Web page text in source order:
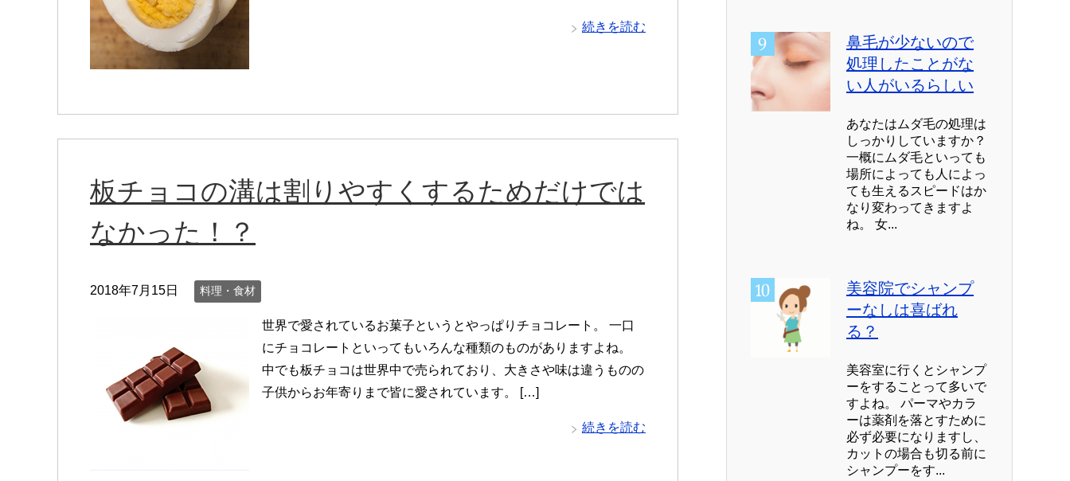
続きを読む
板チョコの溝は割りやすくするためだけでは
なかった！？
2018年7月15日 料理・食材
世界で愛されているお菓子というとやっぱりチョコレート。 一口
にチョコレートといってもいろんな種類のものがありますよね。
中でも板チョコは世界中で売られており、大きさや味は違うものの
子供からお年寄りまで皆に愛されています。 […]
続きを読む
鼻毛が少ないので
処理したことがな
い人がいるらしい
あなたはムダ毛の処理は
しっかりしていますか？
一概にムダ毛といっても
場所によっても人によっ
ても生えるスピードはか
なり変わってきますよ
ね。 女...
美容院でシャンプ
ーなしは喜ばれ
る？
美容室に行くとシャンプ
ーをすることって多いで
すよね。 パーマやカラ
ーは薬剤を落とすために
必ず必要になりますし、
カットの場合も切る前に
シャンプーをす...